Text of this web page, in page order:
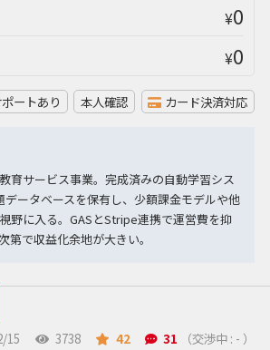
¥0
¥0
ートあり 本人確認 カード決済対応
育サービス事業。完成済みの自動学習シス
データベースを保有し、少額課金モデルや他
野に入る。GASとStripe連携で運営費を抑
第で収益化余地が大きい。
15
3738 42 31 （交渉中 : - ）